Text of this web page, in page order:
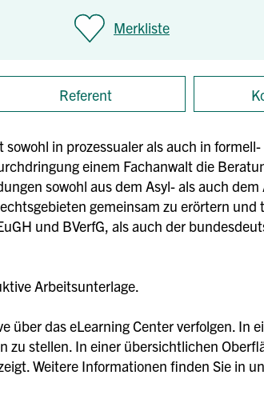
Merkliste
Referent
in prozessualer als auch in
einem Fachanwalt die
sowohl aus dem Asyl- als auch
gemeinsam zu erörtern
und BVerfG, als auch der
Arbeitsunterlage.
über das eLearning Center verfolgen. In
stellen. In einer übersichtlichen
Weitere Informationen finden Sie in